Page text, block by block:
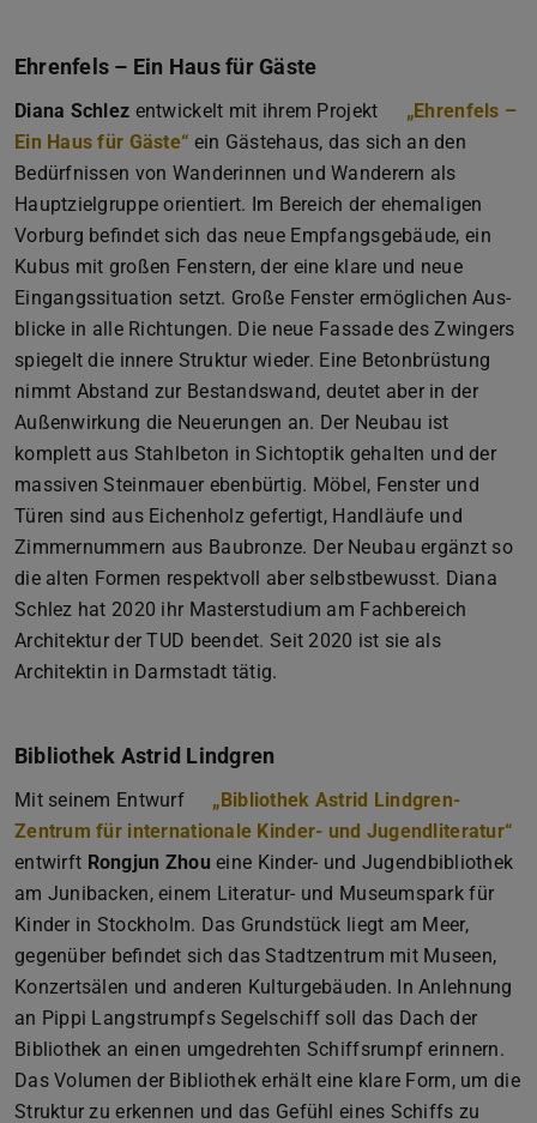
Ehrenfels – Ein Haus für Gäste
Diana Schlez entwickelt mit ihrem Projekt
„Ehrenfels –
Ein Haus für Gäste“ ein Gästehaus, das sich an den
Bedürfnissen von Wanderinnen und Wanderern als
Hauptzielgruppe orientiert. Im Bereich der ehemaligen
Vorburg befindet sich das neue Empfangsgebäude, ein
Kubus mit großen Fenstern, der eine klare und neue
Eingangssituation setzt. Große Fenster ermöglichen Aus-
blicke in alle Richtungen. Die neue Fassade des Zwingers
spiegelt die innere Struktur wieder. Eine Betonbrüstung
nimmt Abstand zur Bestandswand, deutet aber in der
Außenwirkung die Neuerungen an. Der Neubau ist
komplett aus Stahlbeton in Sichtoptik gehalten und der
massiven Steinmauer ebenbürtig. Möbel, Fenster und
Türen sind aus Eichenholz gefertigt, Handläufe und
Zimmernummern aus Baubronze. Der Neubau ergänzt so
die alten Formen respektvoll aber selbstbewusst. Diana
Schlez hat 2020 ihr Masterstudium am Fachbereich
Architektur der TUD beendet. Seit 2020 ist sie als
Architektin in Darmstadt tätig.
Bibliothek Astrid Lindgren
Mit seinem Entwurf
„Bibliothek Astrid Lindgren-
Zentrum für internationale Kinder- und Jugendliteratur“
entwirft Rongjun Zhou eine Kinder- und Jugendbibliothek
am Junibacken, einem Literatur- und Museumspark für
Kinder in Stockholm. Das Grundstück liegt am Meer,
gegenüber befindet sich das Stadtzentrum mit Museen,
Konzertsälen und anderen Kulturgebäuden. In Anlehnung
an Pippi Langstrumpfs Segelschiff soll das Dach der
Bibliothek an einen umgedrehten Schiffsrumpf erinnern.
Das Volumen der Bibliothek erhält eine klare Form, um die
Struktur zu erkennen und das Gefühl eines Schiffs zu